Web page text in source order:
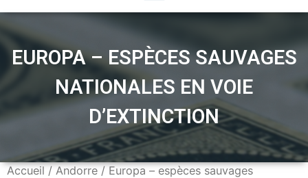
EUROPA – ESPÈCES SAUVAGES
NATIONALES EN VOIE
D’EXTINCTION
Accueil/Andorre/ Europa – espèces sauvages